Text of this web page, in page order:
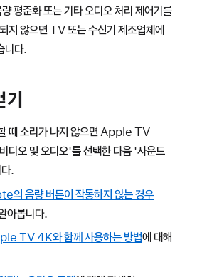
평준화 또는 기타 오디오 처리 제어기를
지 않으면 TV 또는 수신기 제조업체에
니다.
기
때 소리가 나지 않으면 Apple TV
디오 및 오디오'를 선택한 다음 '사운드
.
음량 버튼이 작동하지 않는 경우
아봅니다.
TV 4K와 함께 사용하는 방법에 대해